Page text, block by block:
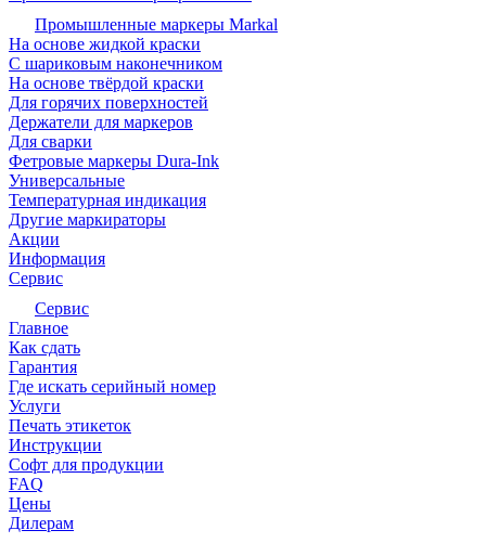
Промышленные маркеры Markal
На основе жидкой краски
С шариковым наконечником
На основе твёрдой краски
Для горячих поверхностей
Держатели для маркеров
Для сварки
Фетровые маркеры Dura-Ink
Универсальные
Температурная индикация
Другие маркираторы
Акции
Информация
Сервис
Сервис
Главное
Как сдать
Гарантия
Где искать серийный номер
Услуги
Печать этикеток
Инструкции
Софт для продукции
FAQ
Цены
Дилерам